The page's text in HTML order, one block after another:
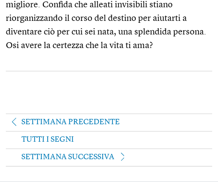
migliore. Confida che alleati invisibili stiano
riorganizzando il corso del destino per aiutarti a
diventare ciò per cui sei nata, una splendida persona.
Osi avere la certezza che la vita ti ama?
SETTIMANA PRECEDENTE
TUTTI I SEGNI
SETTIMANA SUCCESSIVA